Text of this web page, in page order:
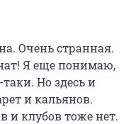
Очень странная.
Я еще понимаю,
Но здесь и
и кальянов.
и клубов тоже нет.